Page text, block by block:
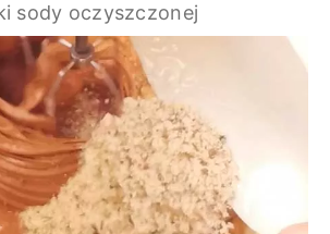
sody oczyszczonej